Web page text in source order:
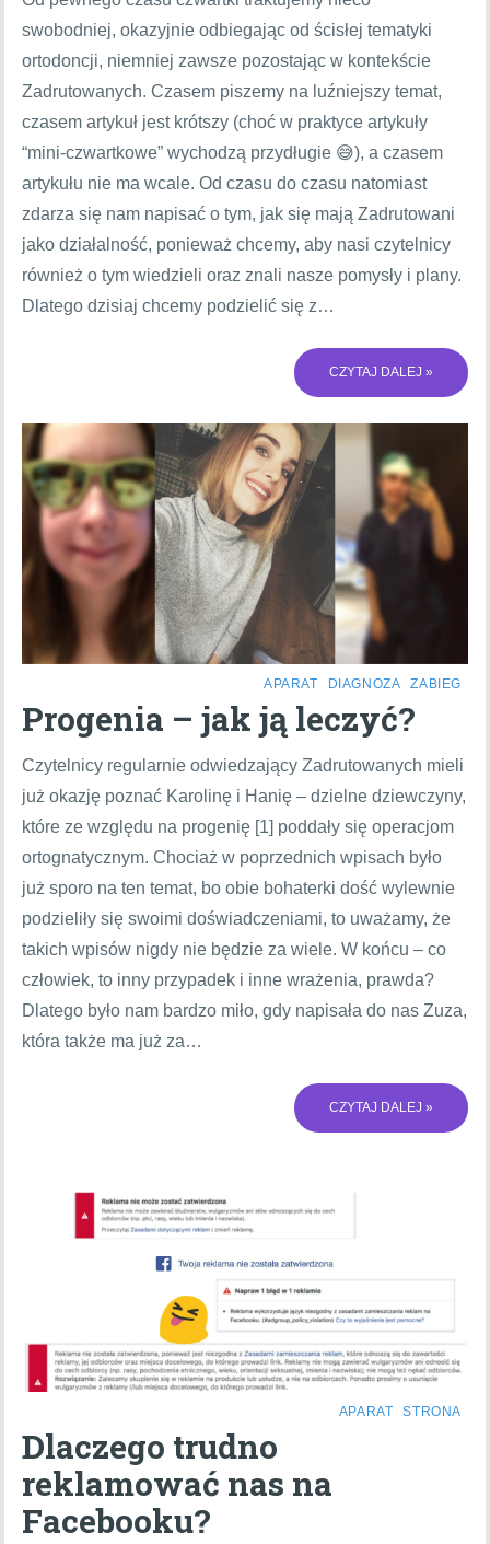
swobodniej, okazyjnie odbiegając od ścisłej tematyki
ortodoncji, niemniej zawsze pozostając w kontekście
Zadrutowanych. Czasem piszemy na luźniejszy temat,
czasem artykuł jest krótszy (choć w praktyce artykuły
“mini-czwartkowe” wychodzą przydługie 😅), a czasem
artykułu nie ma wcale. Od czasu do czasu natomiast
zdarza się nam napisać o tym, jak się mają Zadrutowani
jako działalność, ponieważ chcemy, aby nasi czytelnicy
również o tym wiedzieli oraz znali nasze pomysły i plany.
Dlatego dzisiaj chcemy podzielić się z…
CZYTAJ DALEJ »
APARAT DIAGNOZA ZABIEG
Progenia – jak ją leczyć?
Czytelnicy regularnie odwiedzający Zadrutowanych mieli
już okazję poznać Karolinę i Hanię – dzielne dziewczyny,
które ze względu na progenię [1] poddały się operacjom
ortognatycznym. Chociaż w poprzednich wpisach było
już sporo na ten temat, bo obie bohaterki dość wylewnie
podzieliły się swoimi doświadczeniami, to uważamy, że
takich wpisów nigdy nie będzie za wiele. W końcu – co
człowiek, to inny przypadek i inne wrażenia, prawda?
Dlatego było nam bardzo miło, gdy napisała do nas Zuza,
która także ma już za…
CZYTAJ DALEJ »
APARAT STRONA
Dlaczego trudno
reklamować nas na
Facebooku?